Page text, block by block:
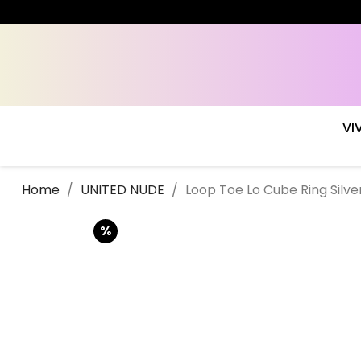
Home UNITED NUDE Loop Toe Lo Cube Ring
%